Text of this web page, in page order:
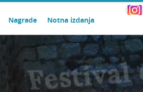
Nagrade Notna izdanja